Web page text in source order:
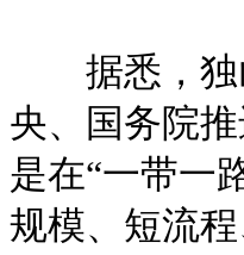
据悉，独山
央、国务院
是在“一带一
规模、短流